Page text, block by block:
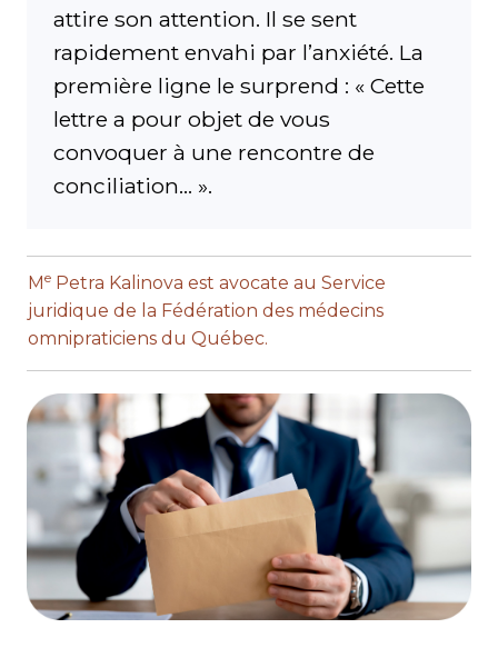
attire son attention. Il se sent
rapidement envahi par l’anxiété. La
première ligne le surprend : « Cette
lettre a pour objet de vous
convoquer à une rencontre de
conciliation… ».
Me Petra Kalinova est avocate au Service
juridique de la Fédération des médecins
omnipraticiens du Québec.